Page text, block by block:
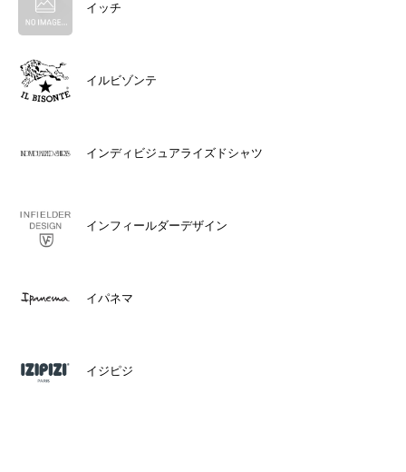
イッチ
イルビゾンテ
インディビジュアライズドシャツ
インフィールダーデザイン
イパネマ
イジピジ